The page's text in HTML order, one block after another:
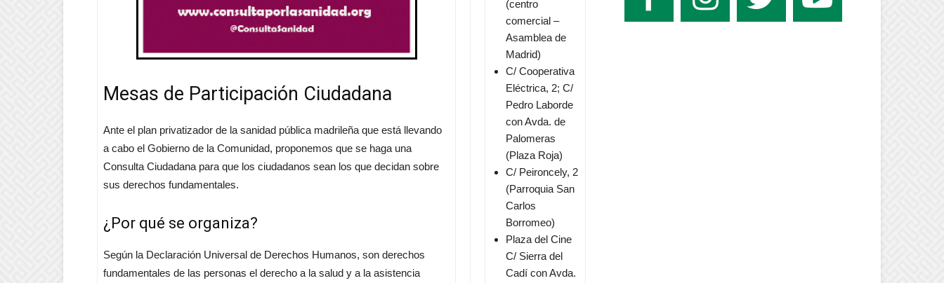
Mesas de Participación Ciudadana
Ante el plan privatizador de la sanidad pública madrileña que está llevando
a cabo el Gobierno de la Comunidad, proponemos que se haga una
Consulta Ciudadana para que los ciudadanos sean los que decidan sobre
sus derechos fundamentales.
¿Por qué se organiza?
Según la Declaración Universal de Derechos Humanos, son derechos
fundamentales de las personas el derecho a la salud y a la asistencia
(centro
comercial –
Asamblea de
Madrid)
C/ Cooperativa
Eléctrica, 2; C/
Pedro Laborde
con Avda. de
Palomeras
(Plaza Roja)
C/ Peironcely, 2
(Parroquia San
Carlos
Borromeo)
Plaza del Cine
C/ Sierra del
Cadí con Avda.